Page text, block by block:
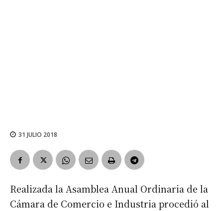
31 JULIO 2018
Realizada la Asamblea Anual Ordinaria de la
Cámara de Comercio e Industria procedió al